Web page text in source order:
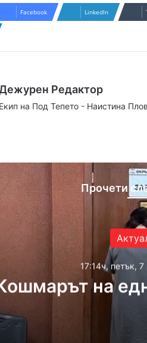
Facebook LinkedIn
Редактор
Екип на Под Тепето - Наистина
Прочети
17:14ч, петък, 7
на